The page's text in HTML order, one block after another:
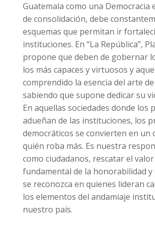
Guatemala como una Democracia
de consolidación, debe
esquemas que permitan ir
instituciones. En “La República”,
propone que deben de gobernar
los más capaces y virtuosos y
comprendido la esencia del arte
sabiendo que supone dedicar su
En aquellas sociedades donde los
adueñan de las instituciones, los
democráticos se convierten en un
quién roba más. Es nuestra
como ciudadanos, rescatar el valor
fundamental de la honorabilidad y
se reconozca en quienes lideran
los elementos del andamiaje
nuestro país.